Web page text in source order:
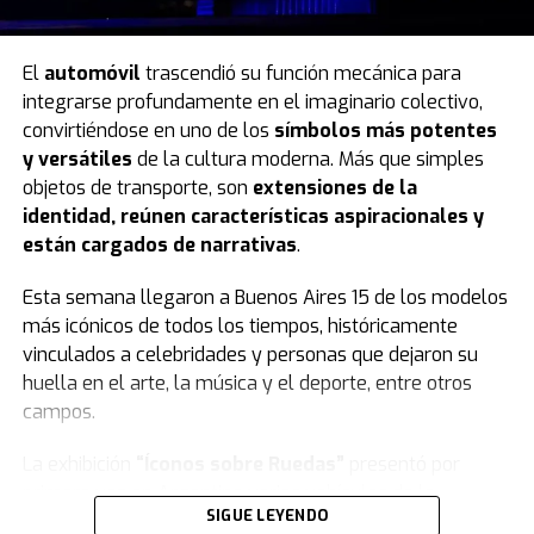
El automóvil trascendió su función mecánica para
integrarse profundamente en el imaginario colectivo,
convirtiéndose en uno de los símbolos más potentes
y versátiles de la cultura moderna. Más que simples
objetos de transporte, son extensiones de la
identidad, reúnen características aspiracionales y
están cargados de narrativas.
Esta semana llegaron a Buenos Aires 15 de los modelos
más icónicos de todos los tiempos, históricamente
vinculados a celebridades y personas que dejaron su
huella en el arte, la música y el deporte, entre otros
campos.
primera vez en Argentina varios vehículos de la
Jorge Yarur, creador de la
SIGUE LEYENDO